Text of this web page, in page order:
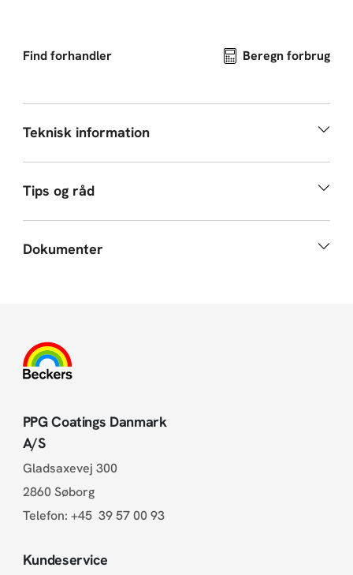
Find forhandler Beregn forbrug
Teknisk information
Tips og råd
Dokumenter
PPG Coatings Danmark
A/S
Gladsaxevej 300
2860 Søborg
Telefon: +45 39 57 00 93
Kundeservice